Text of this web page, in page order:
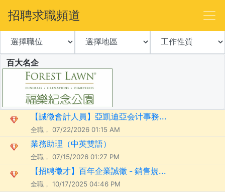
招聘求職頻道
百大名企
【誠徵會計人員】亞凱迪亞会计事務...
全職， 07/22/2026 01:15 AM
業務助理（中英雙語）
全職， 07/15/2026 01:27 PM
【招聘徵才】百年企業誠徵 - 銷售規...
全職， 10/17/2025 04:46 PM